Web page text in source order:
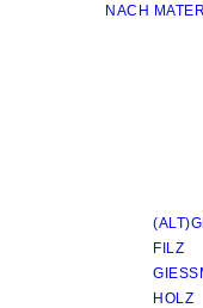
NACH
FILZ
HOLZ